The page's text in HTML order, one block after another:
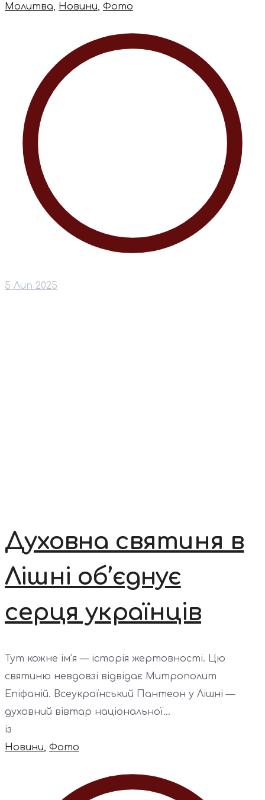
Молитва, Новини, Фото
5 Лип 2025
Духовна святиня в
Лішні об’єднує
серця українців
Тут кожне ім’я — історія жертовності. Цю
святиню невдовзі відвідає Митрополит
Епіфаній. Всеукраїнський Пантеон у Лішні —
духовний вівтар національної...
із
Новини, Фото